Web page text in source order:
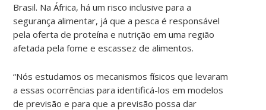
Brasil. Na África, há um risco inclusive para a
segurança alimentar, já que a pesca é responsável
pela oferta de proteína e nutrição em uma região
afetada pela fome e escassez de alimentos.
“Nós estudamos os mecanismos físicos que levaram
a essas ocorrências para identificá-los em modelos
de previsão e para que a previsão possa dar